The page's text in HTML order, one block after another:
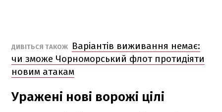
ДИВІТЬСЯ ТАКОЖ
Варіантів виживання немає:
чи зможе Чорноморський флот протидіяти
новим атакам
Уражені нові ворожі цілі